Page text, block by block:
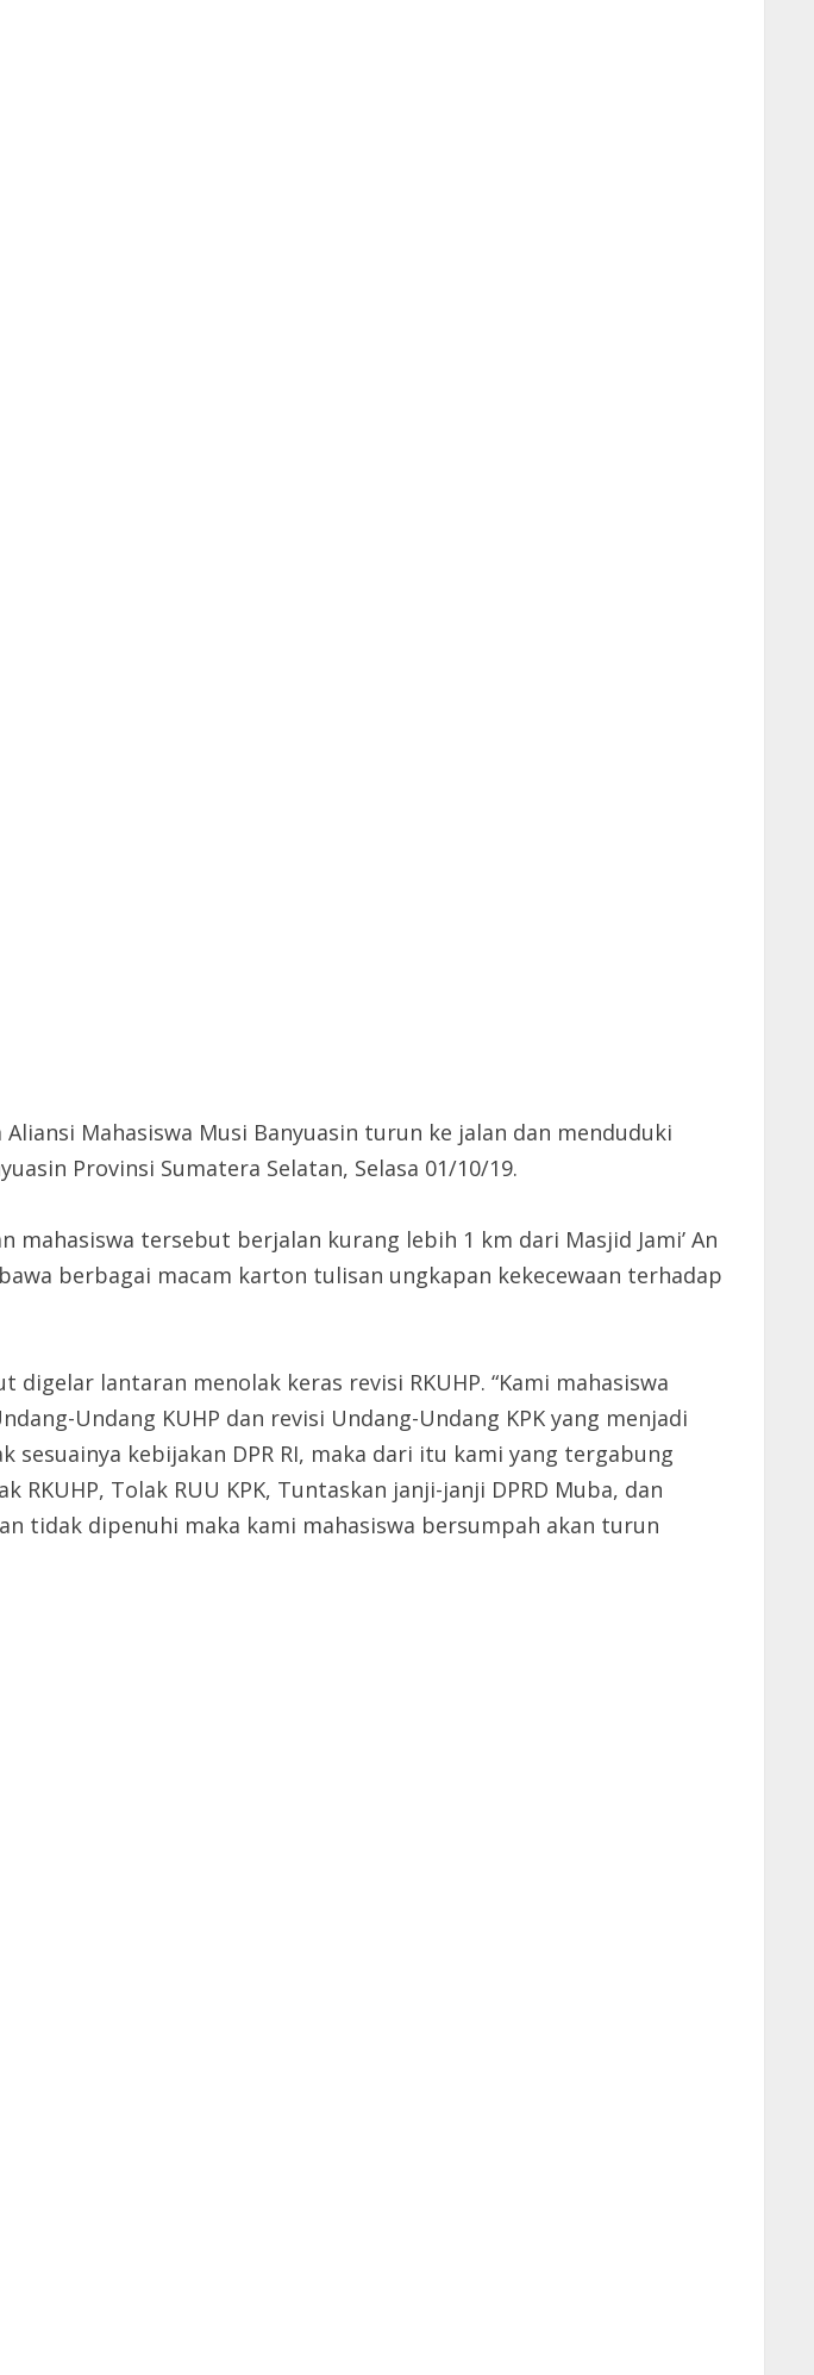
Mahasiswa Musi Banyuasin turun ke jalan dan menduduki
Provinsi Sumatera Selatan, Selasa 01/10/19.
tersebut berjalan kurang lebih 1 km dari Masjid Jami’ An
berbagai macam karton tulisan ungkapan kekecewaan terhadap
lantaran menolak keras revisi RKUHP. “Kami mahasiswa
Undang KUHP dan revisi Undang-Undang KPK yang menjadi
kebijakan DPR RI, maka dari itu kami yang tergabung
Tolak RUU KPK, Tuntaskan janji-janji DPRD Muba, dan
tidak dipenuhi maka kami mahasiswa bersumpah akan turun